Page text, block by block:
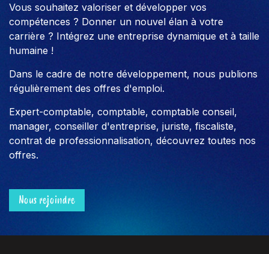
Vous souhaitez valoriser et développer vos
compétences ? Donner un nouvel élan à votre
carrière ? Intégrez une entreprise dynamique et à taille
humaine !
Dans le cadre de notre développement, nous publions
régulièrement des offres d'emploi.
Expert-comptable, comptable, comptable conseil,
manager, conseiller d'entreprise, juriste, fiscaliste,
contrat de professionnalisation, découvrez toutes nos
offres.
Nous rejoindre